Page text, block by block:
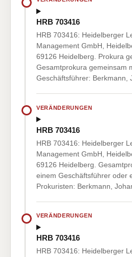
HRB 703416
HRB 703416: Heidelberger
Management GmbH,
69126 Heidelberg. Prokura
Gesamtprokura gemeinsam
Geschäftsführer:
VERÄNDERUNGEN
HRB 703416
HRB 703416: Heidelberger
Management GmbH,
69126 Heidelberg.
einem Geschäftsführer oder
Prokuristen: Berkmann,
VERÄNDERUNGEN
HRB 703416
HRB 703416: Heidelberger